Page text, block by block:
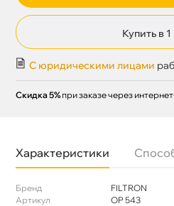
Купить в
С юридическими лицами
Скидка 5% при заказе через
Характеристики
Бренд
FILTRON
Артикул
OP 543